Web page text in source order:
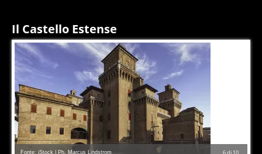
Il Castello Estense
6di 10
Fonte: iStock | Ph. Marcus Lindstrom